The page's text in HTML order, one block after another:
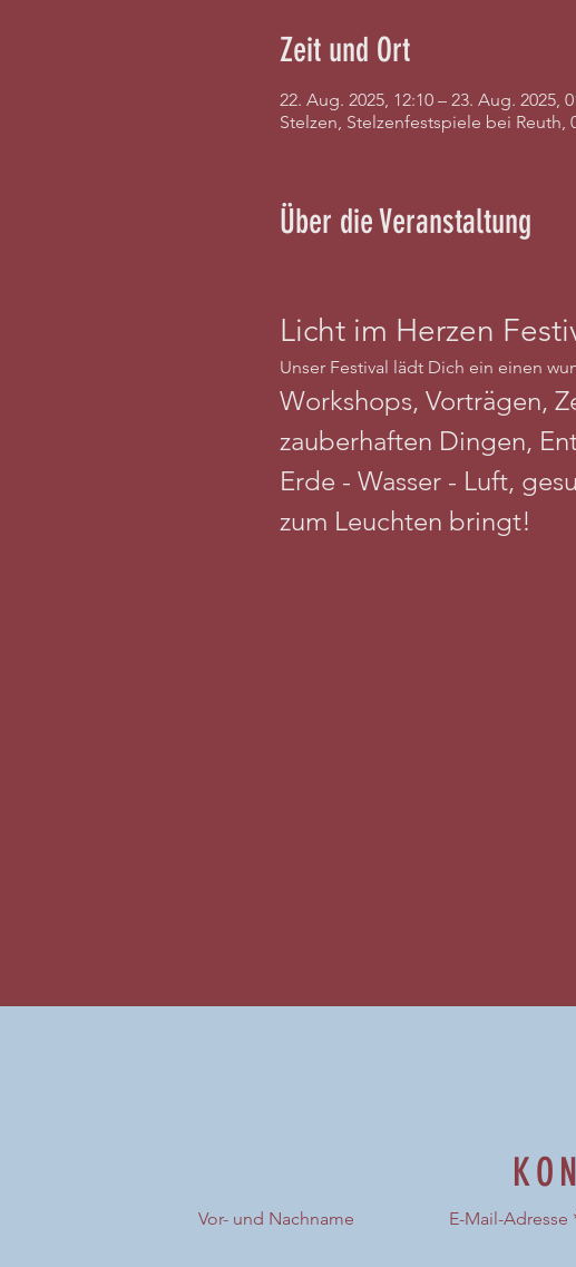
Zeit und Ort
22. Aug. 2025, 12:10 – 23. Aug. 2025,
Stelzen, Stelzenfestspiele bei Reuth,
Über die Veranstaltung
Licht im Herzen
Unser Festival lädt Dich ein einen
Workshops, Vorträgen,
zauberhaften Dingen,
Erde - Wasser - Luft,
zum Leuchten bringt!
Vor- und Nachname E-Mail-Adresse